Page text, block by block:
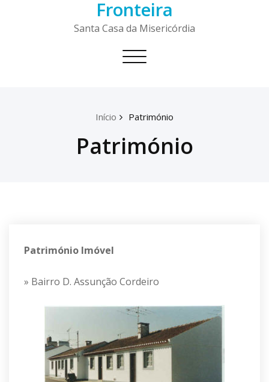
Fronteira
Santa Casa da Misericórdia
Toggle
Início Património
Património
Património Imóvel
» Bairro D. Assunção Cordeiro